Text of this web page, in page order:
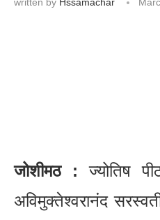
जोशीमठ : ज्योतिष
अविमुक्तेश्वरानंद